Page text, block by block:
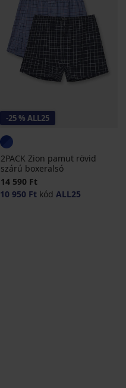
-25 % ALL25
2PACK Zion pamut rövid
szárú boxeralsó
14 590 Ft
10 950 Ft kód ALL25